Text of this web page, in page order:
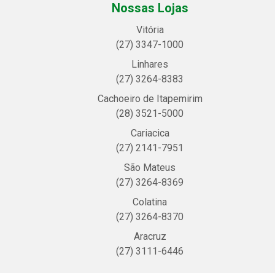
Nossas Lojas
Vitória
(27) 3347-1000
Linhares
(27) 3264-8383
Cachoeiro de Itapemirim
(28) 3521-5000
Cariacica
(27) 2141-7951
São Mateus
(27) 3264-8369
Colatina
(27) 3264-8370
Aracruz
(27) 3111-6446